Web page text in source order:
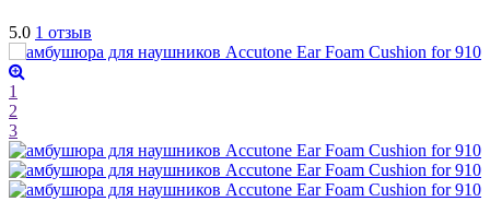
5.0 1 отзыв
1
2
3